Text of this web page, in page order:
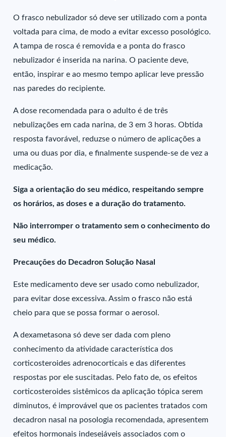
O frasco nebulizador só deve ser utilizado com a ponta
voltada para cima, de modo a evitar excesso posológico.
A tampa de rosca é removida e a ponta do frasco
nebulizador é inserida na narina. O paciente deve,
então, inspirar e ao mesmo tempo aplicar leve pressão
nas paredes do recipiente.
A dose recomendada para o adulto é de três
nebulizações em cada narina, de 3 em 3 horas. Obtida
resposta favorável, reduzse o número de aplicações a
uma ou duas por dia, e finalmente suspende-se de vez a
medicação.
Siga a orientação do seu médico, respeitando sempre
os horários, as doses e a duração do tratamento.
Não interromper o tratamento sem o conhecimento do
seu médico.
Precauções do Decadron Solução Nasal
Este medicamento deve ser usado como nebulizador,
para evitar dose excessiva. Assim o frasco não está
cheio para que se possa formar o aerosol.
A dexametasona só deve ser dada com pleno
conhecimento da atividade característica dos
corticosteroides adrenocorticais e das diferentes
respostas por ele suscitadas. Pelo fato de, os efeitos
corticosteroides sistêmicos da aplicação tópica serem
diminutos, é improvável que os pacientes tratados com
decadron nasal na posologia recomendada, apresentem
efeitos hormonais indesejáveis associados com o